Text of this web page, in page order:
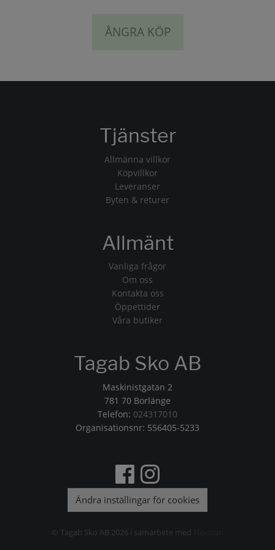
ÅNGRA KÖP
Tjänster
Allmänna villkor
Köpvillkor
Leveranser
Byten & returer
Allmänt
Vanliga frågor
Om oss
Kontakta oss
Öppettider
Våra butiker
Tagab Sko AB
Maskinistgatan 2
781 70 Borlänge
Telefon: 024317010
Organisationsnr: 556405-5233
Ändra inställingar för cookies
© Tagab Sko AB 2026 i samarbete med